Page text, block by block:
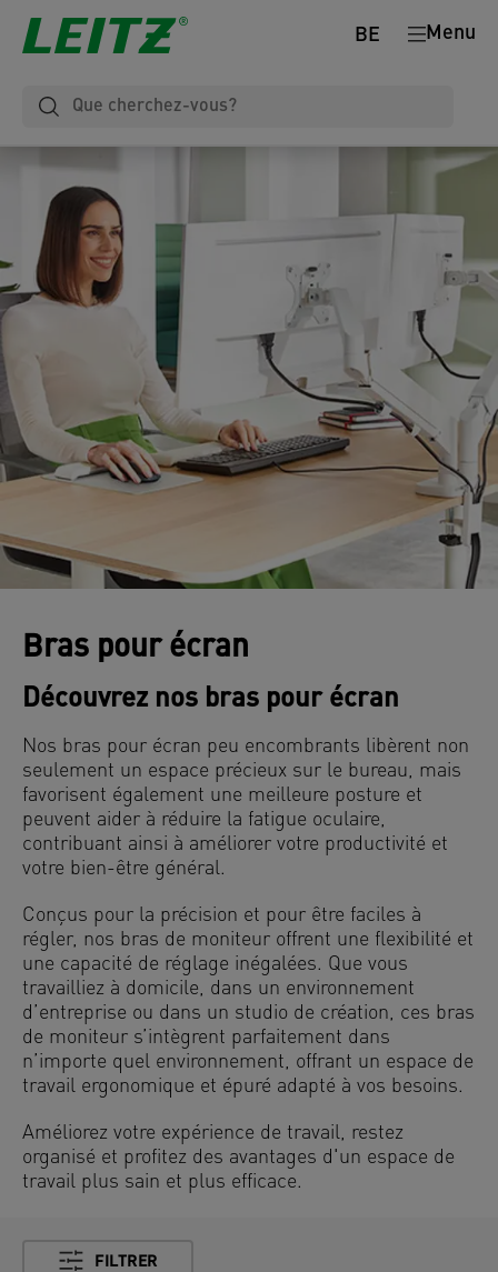
Menu
BE
Bras pour écran
Découvrez nos bras pour écran
Nos bras pour écran peu encombrants libèrent non
seulement un espace précieux sur le bureau, mais
favorisent également une meilleure posture et
peuvent aider à réduire la fatigue oculaire,
contribuant ainsi à améliorer votre productivité et
votre bien-être général.
Conçus pour la précision et pour être faciles à
régler, nos bras de moniteur offrent une flexibilité et
une capacité de réglage inégalées. Que vous
travailliez à domicile, dans un environnement
d’entreprise ou dans un studio de création, ces bras
de moniteur s’intègrent parfaitement dans
n’importe quel environnement, offrant un espace de
travail ergonomique et épuré adapté à vos besoins.
Améliorez votre expérience de travail, restez
organisé et profitez des avantages d'un espace de
travail plus sain et plus efficace.
FILTRER